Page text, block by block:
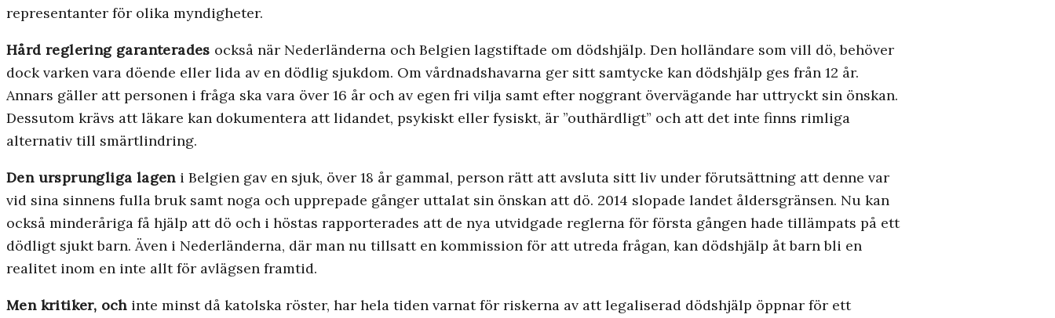
representanter för olika myndigheter.
Hård reglering garanterades också när Nederländerna och Belgien lagstiftade om dödshjälp. Den holländare som vill dö, behöver
dock varken vara döende eller lida av en dödlig sjukdom. Om vårdnadshavarna ger sitt samtycke kan dödshjälp ges från 12 år.
Annars gäller att personen i fråga ska vara över 16 år och av egen fri vilja samt efter noggrant övervägande har uttryckt sin önskan.
Dessutom krävs att läkare kan dokumentera att lidandet, psykiskt eller fysiskt, är ”outhärdligt” och att det inte finns rimliga
alternativ till smärtlindring.
Den ursprungliga lageni Belgien gav en sjuk, över 18 år gammal, person rätt att avsluta sitt liv under förutsättning att denne var
vid sina sinnens fulla bruk samt noga och upprepade gånger uttalat sin önskan att dö. 2014 slopade landet åldersgränsen. Nu kan
också minderåriga få hjälp att dö och i höstas rapporterades att de nya utvidgade reglerna för första gången hade tillämpats på ett
dödligt sjukt barn. Även i Nederländerna, där man nu tillsatt en kommission för att utreda frågan, kan dödshjälp åt barn bli en
realitet inom en inte allt för avlägsen framtid.
Men kritiker, ochinte minst då katolska röster, har hela tiden varnat för riskerna av att legaliserad dödshjälp öppnar för ett